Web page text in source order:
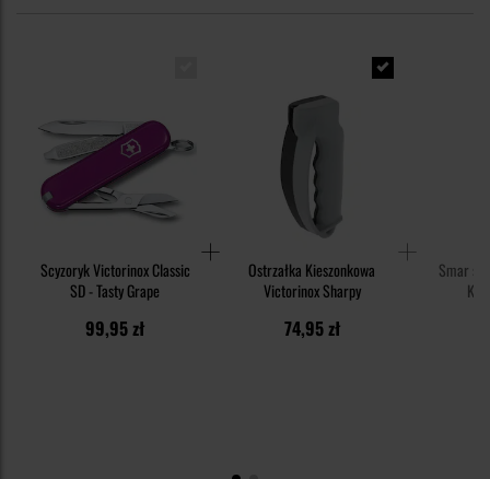
Scyzoryk Victorinox Classic
SD - Tasty Grape
99,95 zł
Ostrzałka Kieszonkowa
Victorinox Sharpy
74,95 zł
Smar